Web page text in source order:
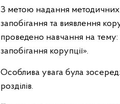
З метою надання методичних
запобігання та виявлення
проведено навчання на
запобігання корупції».
Особлива увага була
розділів.